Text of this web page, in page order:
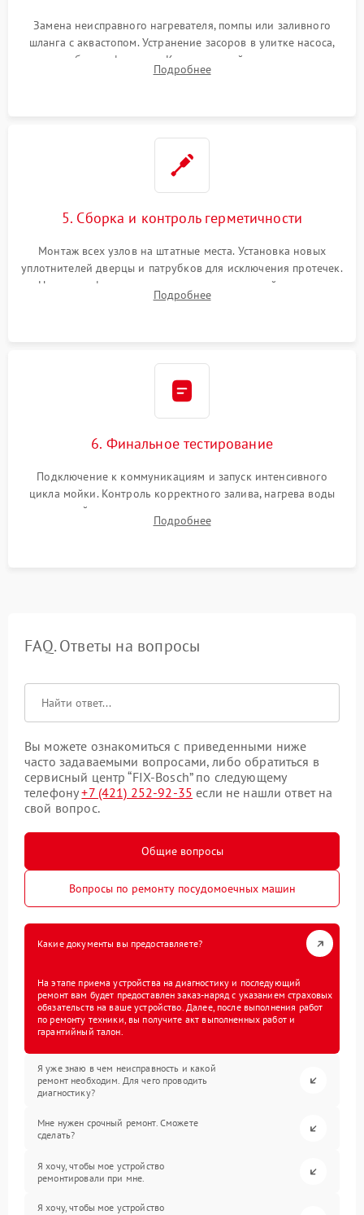
Замена неисправного нагревателя, помпы или заливного
шланга с аквастопом. Устранение засоров в улитке насоса,
патрубках и фильтрах. Компонентный ремонт платы
управления, восстановление поврежденной проводки.
Подробнее
5. Сборка и контроль герметичности
Монтаж всех узлов на штатные места. Установка новых
уплотнителей дверцы и патрубков для исключения протечек.
Надежная фиксация хомутов гидравлической системы,
сборка корпуса и установка датчика поплавка.
Подробнее
6. Финальное тестирование
Подключение к коммуникациям и запуск интенсивного
цикла мойки. Контроль корректного залива, нагрева воды
до нужной температуры, отсутствия посторонних шумов,
штатного слива и абсолютной сухости в поддоне.
Подробнее
FAQ. Ответы на вопросы
Вы можете ознакомиться с приведенными ниже
часто задаваемыми вопросами, либо обратиться в
сервисный центр “FIX-Bosch” по следующему
телефону+7 (421) 252-92-35 если не нашли ответ на
свой вопрос.
Общие вопросы
Вопросы по ремонту посудомоечных машин
Какие документы вы предоставляете?
На этапе приема устройства на диагностику и последующий
ремонт вам будет предоставлен заказ-наряд с указанием страховых
обязательств на ваше устройство. Далее, после выполнения работ
по ремонту техники, вы получите акт выполненных работ и
гарантийный талон.
Я уже знаю в чем неисправность и какой
ремонт необходим. Для чего проводить
диагностику?
Мне нужен срочный ремонт. Сможете
сделать?
Я хочу, чтобы мое устройство
ремонтировали при мне.
Я хочу, чтобы мое устройство